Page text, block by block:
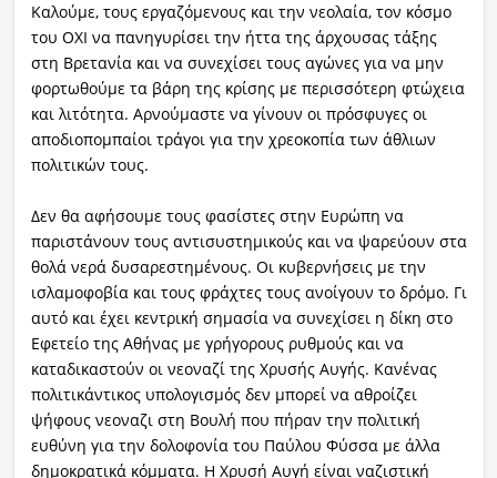
Καλούμε, τους εργαζόμενους και την νεολαία, τον κόσμο
του ΟΧΙ να πανηγυρίσει την ήττα της άρχουσας τάξης
στη Βρετανία και να συνεχίσει τους αγώνες για να μην
φορτωθούμε τα βάρη της κρίσης με περισσότερη φτώχεια
και λιτότητα. Αρνούμαστε να γίνουν οι πρόσφυγες οι
αποδιοπομπαίοι τράγοι για την χρεοκοπία των άθλιων
πολιτικών τους.
Δεν θα αφήσουμε τους φασίστες στην Ευρώπη να
παριστάνουν τους αντισυστημικούς και να ψαρεύουν στα
θολά νερά δυσαρεστημένους. Οι κυβερνήσεις με την
ισλαμοφοβία και τους φράχτες τους ανοίγουν το δρόμο. Γι
αυτό και έχει κεντρική σημασία να συνεχίσει η δίκη στο
Εφετείο της Αθήνας με γρήγορους ρυθμούς και να
καταδικαστούν οι νεοναζί της Χρυσής Αυγής. Κανένας
πολιτικάντικος υπολογισμός δεν μπορεί να αθροίζει
ψήφους νεοναζι στη Βουλή που πήραν την πολιτική
ευθύνη για την δολοφονία του Παύλου Φύσσα με άλλα
δημοκρατικά κόμματα. Η Χρυσή Αυγή είναι ναζιστική